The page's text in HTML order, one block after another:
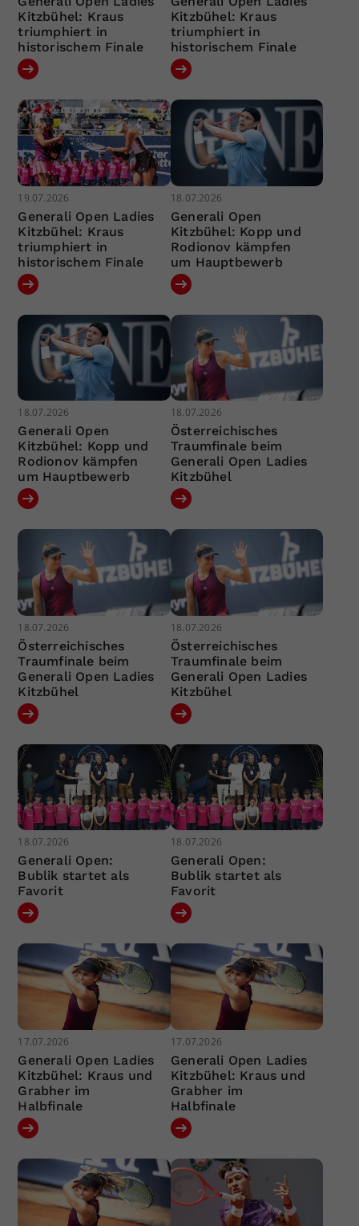
Kitzbühel: Kraus
triumphiert in
historischem Finale
Kitzbühel: Kraus
triumphiert in
historischem Finale
19.07.2026
Generali Open Ladies
Kitzbühel: Kraus
triumphiert in
historischem Finale
18.07.2026
Generali Open
Kitzbühel: Kopp und
Rodionov kämpfen
um Hauptbewerb
18.07.2026
Generali Open
Kitzbühel: Kopp und
Rodionov kämpfen
um Hauptbewerb
18.07.2026
Österreichisches
Traumfinale beim
Generali Open Ladies
Kitzbühel
18.07.2026
Österreichisches
Traumfinale beim
Generali Open Ladies
Kitzbühel
18.07.2026
Österreichisches
Traumfinale beim
Generali Open Ladies
Kitzbühel
18.07.2026
Generali Open:
Bublik startet als
Favorit
18.07.2026
Generali Open:
Bublik startet als
Favorit
17.07.2026
Generali Open Ladies
Kitzbühel: Kraus und
Grabher im
Halbfinale
17.07.2026
Generali Open Ladies
Kitzbühel: Kraus und
Grabher im
Halbfinale